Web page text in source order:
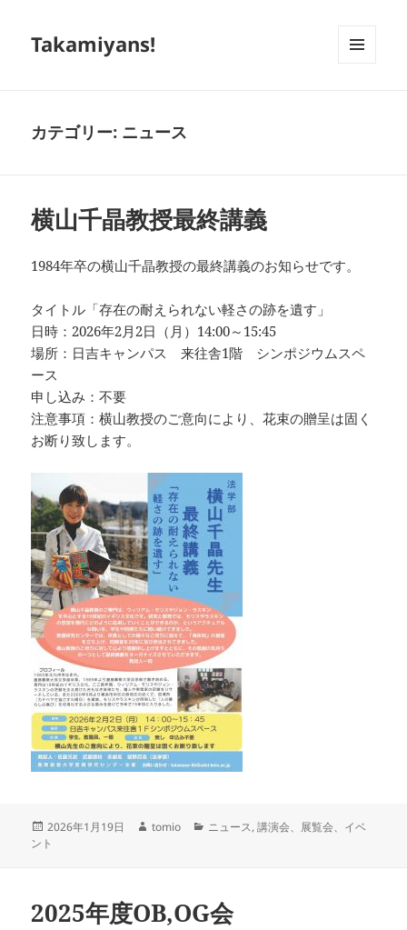
Takamiyans!
カテゴリー: ニュース
横山千晶教授最終講義
1984年卒の横山千晶教授の最終講義のお知らせです。
タイトル「存在の耐えられない軽さの跡を遺す」
日時：2026年2月2日（月）14:00～15:45
場所：日吉キャンパス 来往舎1階 シンポジウムスペ
ース
申し込み：不要
注意事項：横山教授のご意向により、花束の贈呈は固く
お断り致します。
投
稿
2026年1月19日
作
tomio
カ
ニュース,講演会、展覧会、イベ
ント
2025年度OB,OG会